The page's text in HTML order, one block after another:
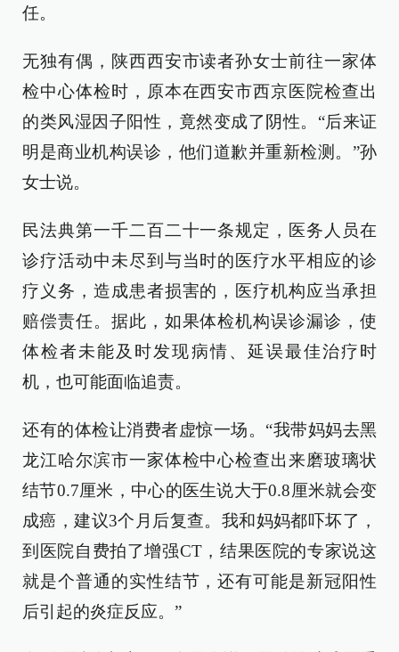
任。
无独有偶，陕西西安市读者孙女士前往一家体
检中心体检时，原本在西安市西京医院检查出
的类风湿因子阳性，竟然变成了阴性。“后来证
明是商业机构误诊，他们道歉并重新检测。”孙
女士说。
民法典第一千二百二十一条规定，医务人员在
诊疗活动中未尽到与当时的医疗水平相应的诊
疗义务，造成患者损害的，医疗机构应当承担
赔偿责任。据此，如果体检机构误诊漏诊，使
体检者未能及时发现病情、延误最佳治疗时
机，也可能面临追责。
还有的体检让消费者虚惊一场。“我带妈妈去黑
龙江哈尔滨市一家体检中心检查出来磨玻璃状
结节0.7厘米，中心的医生说大于0.8厘米就会变
成癌，建议3个月后复查。我和妈妈都吓坏了，
到医院自费拍了增强CT，结果医院的专家说这
就是个普通的实性结节，还有可能是新冠阳性
后引起的炎症反应。”